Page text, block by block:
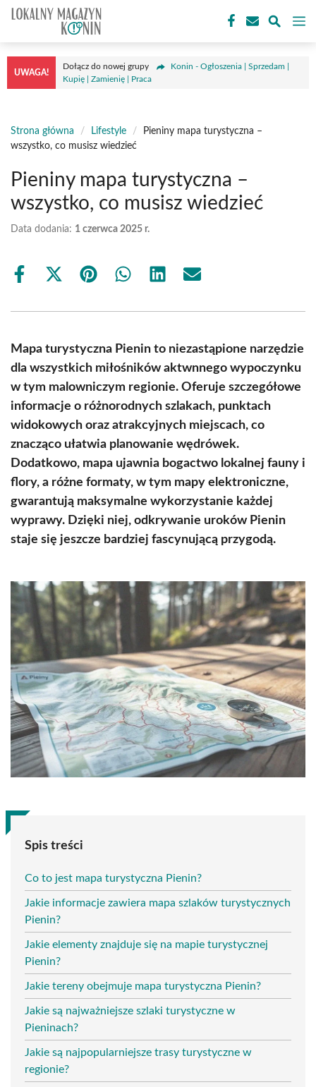
Przejdź
treści
UWAGA!
Dołącz do nowej grupy
Konin - Ogłoszenia | Sprzedam |
Kupię | Zamienię | Praca
Strona główna / Lifestyle /
Pieniny mapa turystyczna –
wszystko, co musisz wiedzieć
Pieniny mapa turystyczna –
wszystko, co musisz wiedzieć
Data dodania: 1 czerwca 2025 r.
Share
Share
(Twitter)
Share Share Share Share
Mapa turystyczna Pienin to niezastąpione narzędzie
dla wszystkich miłośników aktwnnego wypoczynku
w tym malowniczym regionie. Oferuje szczegółowe
informacje o różnorodnych szlakach, punktach
widokowych oraz atrakcyjnych miejscach, co
znacząco ułatwia planowanie wędrówek.
Dodatkowo, mapa ujawnia bogactwo lokalnej fauny i
flory, a różne formaty, w tym mapy elektroniczne,
gwarantują maksymalne wykorzystanie każdej
wyprawy. Dzięki niej, odkrywanie uroków Pienin
staje się jeszcze bardziej fascynującą przygodą.
Spis treści
Co to jest mapa turystyczna Pienin?
Jakie informacje zawiera mapa szlaków turystycznych
Pienin?
Jakie elementy znajduje się na mapie turystycznej
Pienin?
Jakie tereny obejmuje mapa turystyczna Pienin?
Jakie są najważniejsze szlaki turystyczne w
Pieninach?
Jakie są najpopularniejsze trasy turystyczne w
regionie?